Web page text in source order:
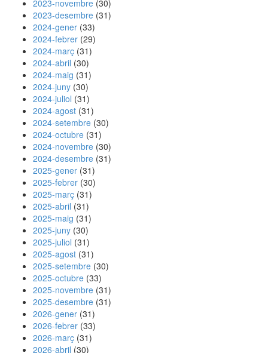
2023-novembre (30)
2023-desembre (31)
2024-gener (33)
2024-febrer (29)
2024-març (31)
2024-abril (30)
2024-maig (31)
2024-juny (30)
2024-juliol (31)
2024-agost (31)
2024-setembre (30)
2024-octubre (31)
2024-novembre (30)
2024-desembre (31)
2025-gener (31)
2025-febrer (30)
2025-març (31)
2025-abril (31)
2025-maig (31)
2025-juny (30)
2025-juliol (31)
2025-agost (31)
2025-setembre (30)
2025-octubre (33)
2025-novembre (31)
2025-desembre (31)
2026-gener (31)
2026-febrer (33)
2026-març (31)
2026-abril (30)